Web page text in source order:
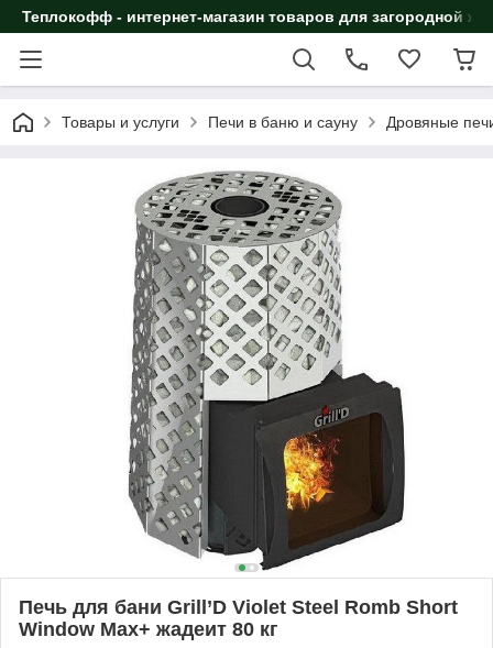
Теплокофф - интернет-магазин товаров для загородной
Товары и услуги Печи в баню и сауну Дровяные
Печь для бани Grill’D Violet Steel Romb Short
Window Max+ жадеит 80 кг